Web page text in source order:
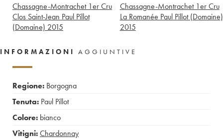
Chassagne-Montrachet 1er Cru
Clos Saint-Jean Paul Pillot
(Domaine) 2015
Chassagne-Montrachet 1er Cru
La Romanée Paul Pillot (Domaine)
2015
INFORMAZIONI AGGIUNTIVE
Regione: Borgogna
Tenuta: Paul Pillot
Colore: bianco
Vitigni:Chardonnay